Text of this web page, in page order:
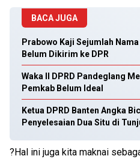
BACA JUGA
Prabowo Kaji Sejumlah
Belum Dikirim ke DPR
Waka II DPRD Pandeglang
Pemkab Belum Ideal
Ketua DPRD Banten Angka
Penyelesaian Dua Situ di
?Hal ini juga kita maknai